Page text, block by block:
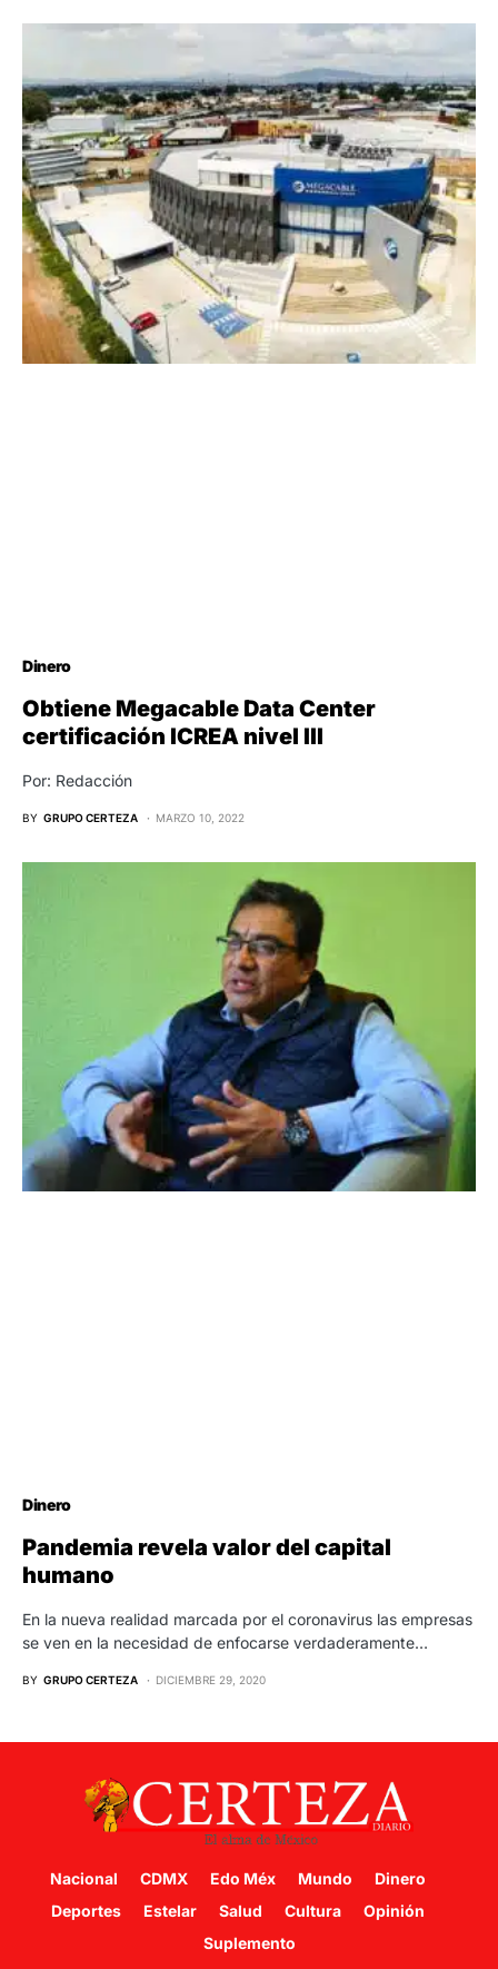
Dinero
Obtiene Megacable Data Center
certificación ICREA nivel III
Por: Redacción
BY GRUPO CERTEZA MARZO 10, 2022
Dinero
Pandemia revela valor del capital
humano
En la nueva realidad marcada por el coronavirus las empresas
se ven en la necesidad de enfocarse verdaderamente…
BY GRUPO CERTEZA DICIEMBRE 29, 2020
Nacional CDMX Edo Méx Mundo
Dinero
Deportes
Estelar Salud Cultura
Opinión
Suplemento